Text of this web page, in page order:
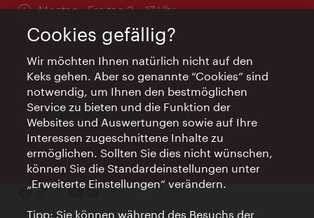
Öffnungszeiten:
Montag - Freitag 9 – 17 Uhr
Feiertags geschlossen
AI Concierge Wien
Ort:
concierge.wien.info
Öffnungszeiten:
Informationen rund um die Uhr
Kontakt
Cookies gefällig?
Wir möchten Ihnen natürlich nicht auf den
Keks gehen. Aber so genannte “Cookies” sind
notwendig, um Ihnen den bestmöglichen
Service zu bieten und die Funktion der
Websites und Auswertungen sowie auf Ihre
Interessen zugeschnittene Inhalte zu
ermöglichen. Sollten Sie dies nicht wünschen,
können Sie die Standardeinstellungen unter
„Erweiterte Einstellungen“ verändern.
Tipp: Sie können während des Besuchs der